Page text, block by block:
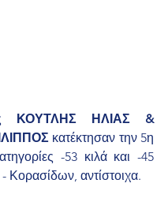
ΚΟΥΤΛΗΣ ΗΛΙΑΣ &
κατέκτησαν την 5η
-53 κιλά και -45
Κορασίδων, αντίστοιχα.